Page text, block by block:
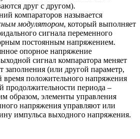
друг с другом).
компараторов называется
модулятором, который выполняет
сигнала переменного
постоянным напряжением.
опорное напряжение
сигнал компаратора меняет
заполнения (или другой параметр,
время положительного напряжения
продолжительности периода –
образом, элементы управления
напряжения управляют или
импульса выходного напряжения.